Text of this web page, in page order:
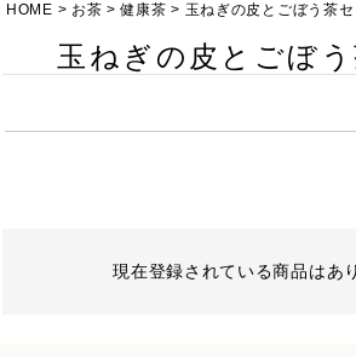
HOME お茶 健康茶 玉ねぎの皮とごぼう茶セ
玉ねぎの皮とごぼう
現在登録されている商品はあ